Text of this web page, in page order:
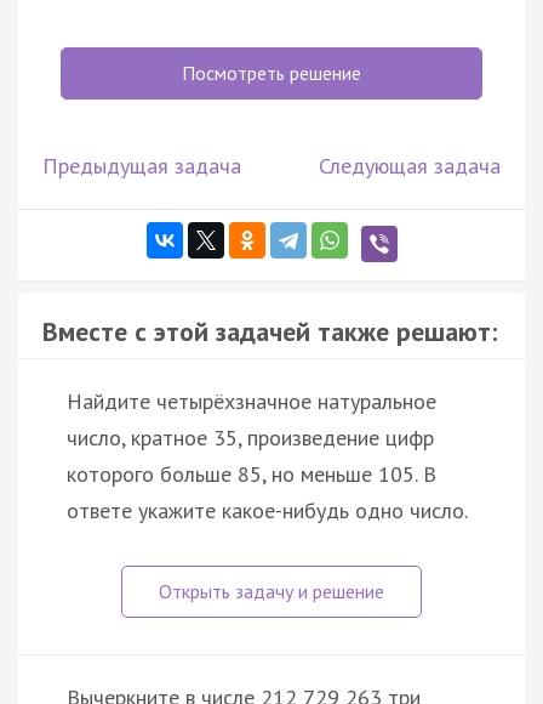
Посмотреть решение
Предыдущая задача Следующая задача
Вместе с этой задачей также решают:
Найдите четырёхзначное натуральное
число, кратное 35, произведение цифр
которого больше 85, но меньше 105. В
ответе укажите какое-нибудь одно число.
Вычеркните в числе 212 729 263 три